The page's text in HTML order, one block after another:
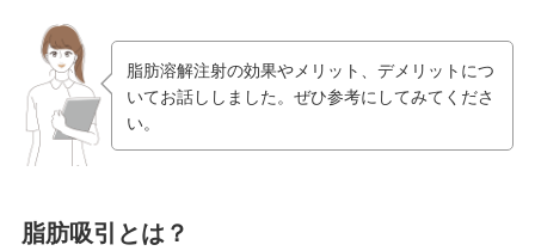
脂肪溶解注射の効果やメリット、デメリットにつ
いてお話ししました。ぜひ参考にしてみてくださ
い。
脂肪吸引とは？